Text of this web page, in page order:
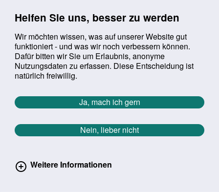
Helfen Sie uns, besser zu werden
Wir möchten wissen, was auf unserer Website gut
funktioniert - und was wir noch verbessern können.
Dafür bitten wir Sie um Erlaubnis, anonyme
Nutzungsdaten zu erfassen. Diese Entscheidung ist
natürlich freiwillig.
Ja, mach ich gern
Nein, lieber nicht
Weitere Informationen
Suchbegriff:
Sie befinden sich hier:
Startseite Aktuelles Aktuelle Meldungen
Aktuelle Meldungen
Zurück zur Übersicht erster
vorheriger
634/1627
Kampagnen zum Händewaschen